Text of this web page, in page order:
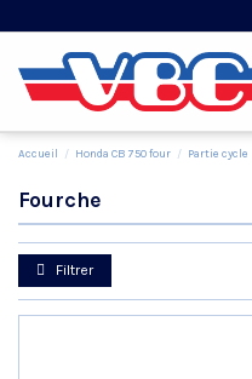
Accueil Honda CB 750 four Partie cycle
Fourche
Filtrer